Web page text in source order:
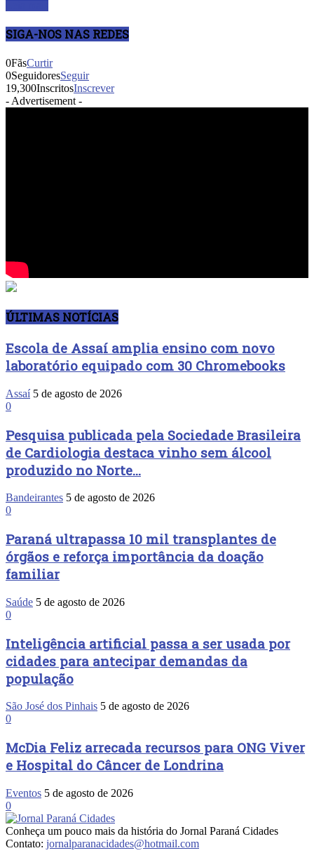
SIGA-NOS NAS REDES
0FãsCurtir
0SeguidoresSeguir
19,300InscritosInscrever
- Advertisement -
ÚLTIMAS NOTÍCIAS
Escola de Assaí amplia ensino com novo
laboratório equipado com 30 Chromebooks
Assaí 5 de agosto de 2026
0
Pesquisa publicada pela Sociedade Brasileira
de Cardiologia destaca vinho sem álcool
produzido no Norte...
Bandeirantes 5 de agosto de 2026
0
Paraná ultrapassa 10 mil transplantes de
órgãos e reforça importância da doação
familiar
Saúde 5 de agosto de 2026
0
Inteligência artificial passa a ser usada por
cidades para antecipar demandas da
população
São José dos Pinhais 5 de agosto de 2026
0
McDia Feliz arrecada recursos para ONG Viver
e Hospital do Câncer de Londrina
Eventos 5 de agosto de 2026
0
Conheça um pouco mais da história do Jornal Paraná Cidades
Contato: jornalparanacidades@hotmail.com